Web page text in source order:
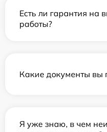
Есть ли гарантия на
работы?
Какие документы вы
Я уже знаю, в чем